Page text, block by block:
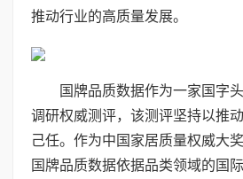
推动行业的高质量发展。
国牌品质数据作为一家国字
调研权威测评，该测评坚持以推
己任。作为中国家居质量权威大
国牌品质数据依据品类领域的国